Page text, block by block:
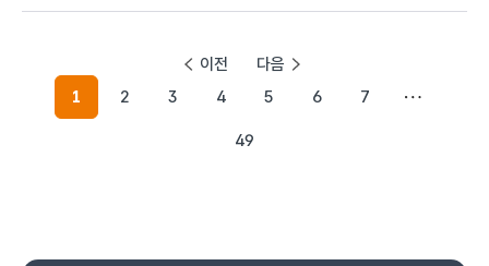
이전
1
2 3 4 5 6 7
49
다음